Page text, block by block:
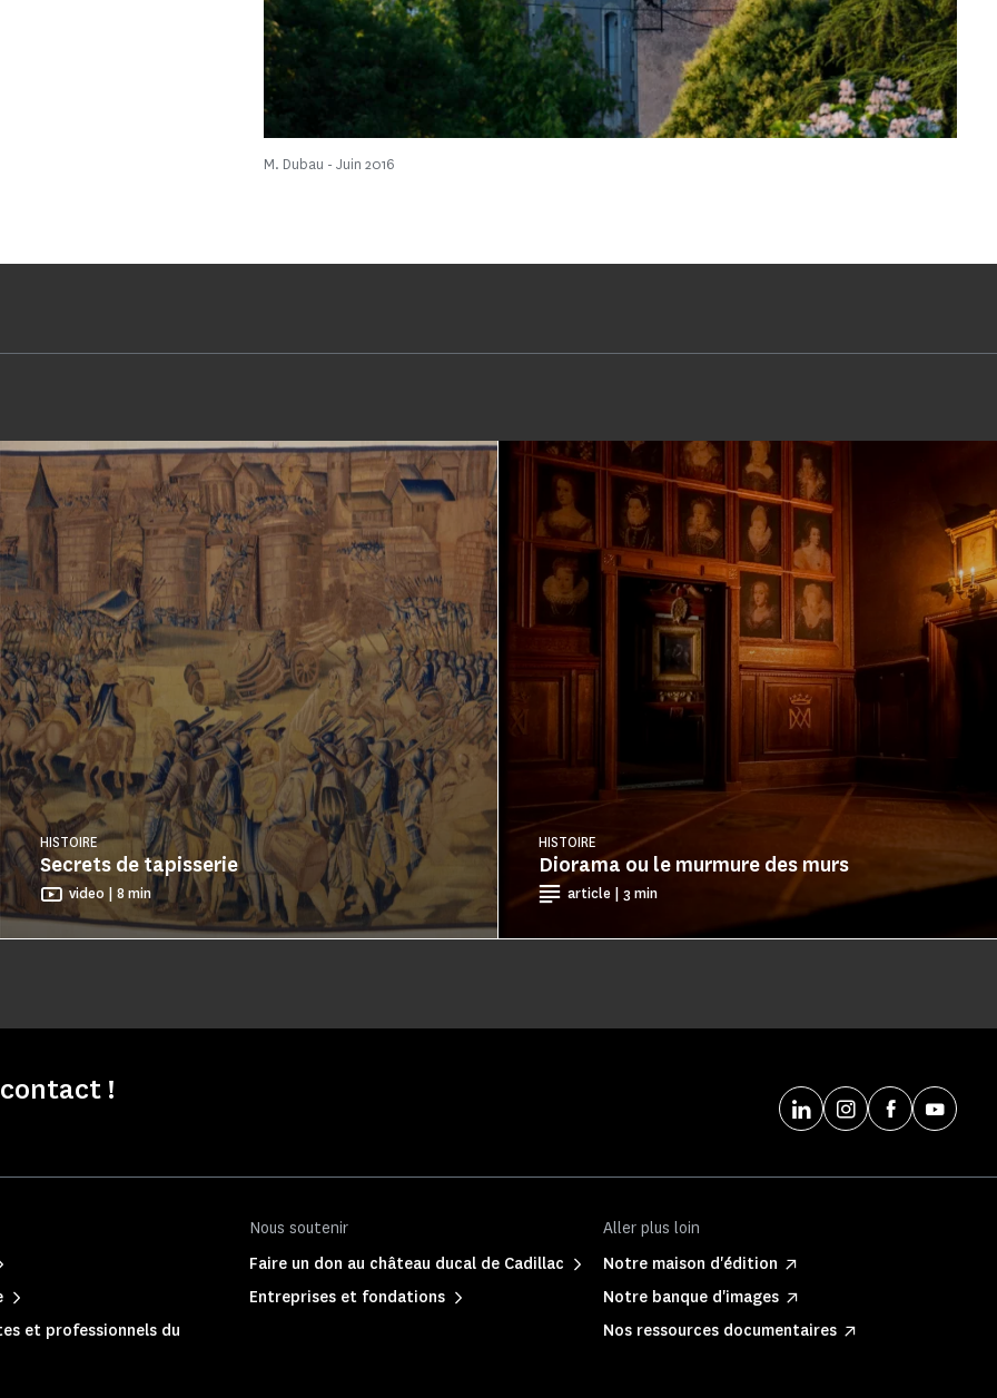
M. Dubau - Juin 2016
Secrets de tapisserie
HISTOIRE
video | 8 min
Diorama ou le murmure des murs
HISTOIRE
article | 3 min
!
et professionnels du
Nous soutenir
Faire un don au château ducal de Cadillac
Entreprises et fondations
Aller plus loin
Notre maison d'édition
Notre banque d'images
Nos ressources documentaires